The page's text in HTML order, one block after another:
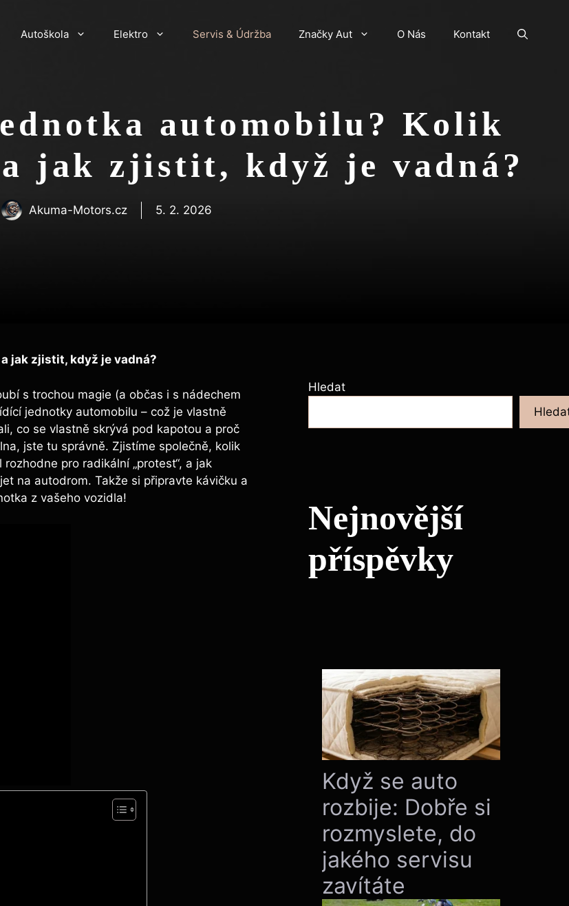
Autoškola Elektro Servis & Údržba Značky Aut O Nás Kontakt
automobilu? Kolik
jak zjistit, když je vadná?
Akuma-Motors.cz 5. 2. 2026
jak zjistit, když je vadná?
s trochou magie (a občas i s nádechem
jednotky automobilu – což je vlastně
co se vlastně skrývá pod kapotou a proč
jste tu správně. Zjistíme společně, kolik
pro radikální „protest“, a jak
na autodrom. Takže si připravte kávičku a
z vašeho vozidla!
Hledat
Nejnovější
příspěvky
Když se auto
rozbije: Dobře si
rozmyslete, do
jakého servisu
zavítáte